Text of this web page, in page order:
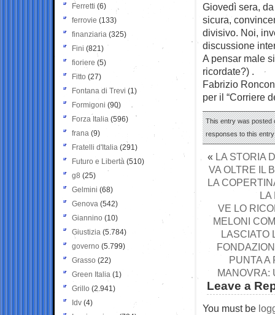
Giovedì sera,
sicura,
divisivo. Noi,
discussione
A pensar male
ricordate?) .
Fabrizio
per il “Corriere
This entry was posted
responses to this
« LA STORIA
VA OLTRE IL
LA
LA
VE LO
MELONI
LASCIATO
PUNTA A
MANOVRA:
Leave a
You must be
Ferretti (6)
ferrovie (133)
finanziaria (325)
Fini (821)
fioriere (5)
Fitto (27)
Fontana di Trevi (1)
Formigoni (90)
Forza Italia (596)
frana (9)
Fratelli d'Italia (291)
Futuro e Libertà (510)
g8 (25)
Gelmini (68)
Genova (542)
Giannino (10)
Giustizia (5.784)
governo (5.799)
Grasso (22)
Green Italia (1)
Grillo (2.941)
Idv (4)